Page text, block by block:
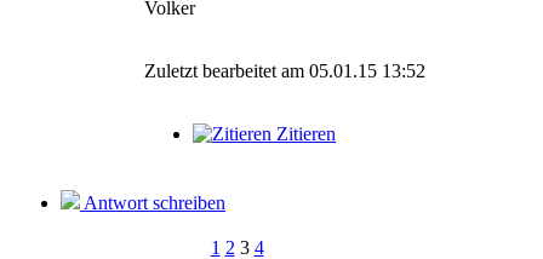
Volker
Zuletzt bearbeitet am 05.01.15 13:52
Zitieren
Antwort schreiben
1 2 3 4